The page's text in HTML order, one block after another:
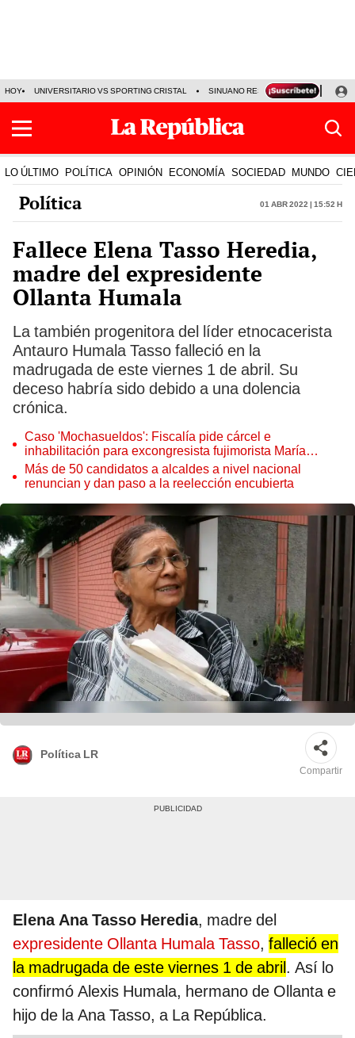
HOY UNIVERSITARIO VS SPORTING CRISTAL SINUANO RESULTADOS HOY
LO ÚLTIMO POLÍTICA OPINIÓN ECONOMÍA SOCIEDAD MUNDO
Política 01 Abr 2022 | 15:52 h
Fallece Elena Tasso Heredia,
madre del expresidente
Ollanta Humala
La también progenitora del líder etnocacerista
Antauro Humala Tasso falleció en la
madrugada de este viernes 1 de abril. Su
deceso habría sido debido a una dolencia
crónica.
Caso 'Mochasueldos': Fiscalía pide cárcel e
inhabilitación para excongresista fujimorista María
Cordero Jon Tay
Más de 50 candidatos a alcaldes a nivel nacional
renuncian y dan paso a la reelección encubierta
Política LR
Compartir
Elena Ana Tasso Heredia, madre del
expresidente Ollanta Humala Tasso, falleció en
la madrugada de este viernes 1 de abril. Así lo
confirmó Alexis Humala, hermano de Ollanta e
hijo de la Ana Tasso, a La República.